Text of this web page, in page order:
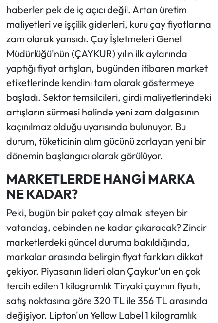
haberler pek de iç açıcı değil. Artan üretim
maliyetleri ve işçilik giderleri, kuru çay fiyatlarına
zam olarak yansıdı. Çay İşletmeleri Genel
Müdürlüğü'nün (ÇAYKUR) yılın ilk aylarında
yaptığı fiyat artışları, bugünden itibaren market
etiketlerinde kendini tam olarak göstermeye
başladı. Sektör temsilcileri, girdi maliyetlerindeki
artışların sürmesi halinde yeni zam dalgasının
kaçınılmaz olduğu uyarısında bulunuyor. Bu
durum, tüketicinin alım gücünü zorlayan yeni bir
dönemin başlangıcı olarak görülüyor.
MARKETLERDE HANGİ MARKA
NE KADAR?
Peki, bugün bir paket çay almak isteyen bir
vatandaş, cebinden ne kadar çıkaracak? Zincir
marketlerdeki güncel duruma bakıldığında,
markalar arasında belirgin fiyat farkları dikkat
çekiyor. Piyasanın lideri olan Çaykur'un en çok
tercih edilen 1 kilogramlık Tiryaki çayının fiyatı,
satış noktasına göre 320 TL ile 356 TL arasında
değişiyor. Lipton'un Yellow Label 1 kilogramlık
Ekonomi
Sağlık
Turizm
Teknoloji